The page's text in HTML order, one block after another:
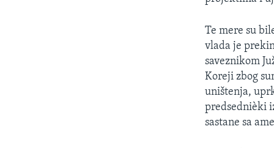
Te mere su
vlada je
saveznikom
Koreji zbog
uništenja,
predsednièki
sastane sa